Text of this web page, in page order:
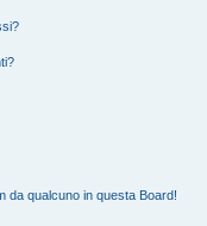
da qualcuno in questa Board!